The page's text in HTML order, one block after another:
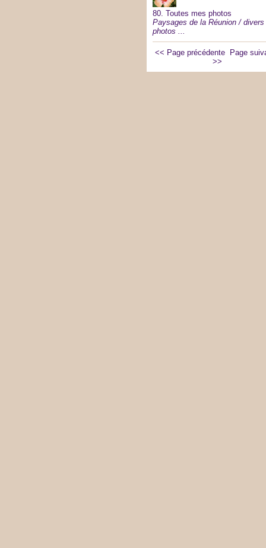
80. Toutes mes photos
Paysages de la Réunion / divers
photos ...
<< Page précédente
Page
>>